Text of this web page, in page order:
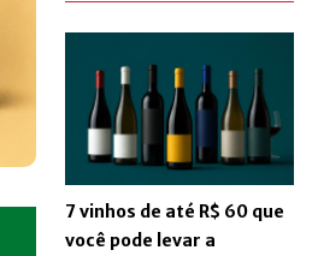
7 vinhos de até R$ 60 que
você pode levar a